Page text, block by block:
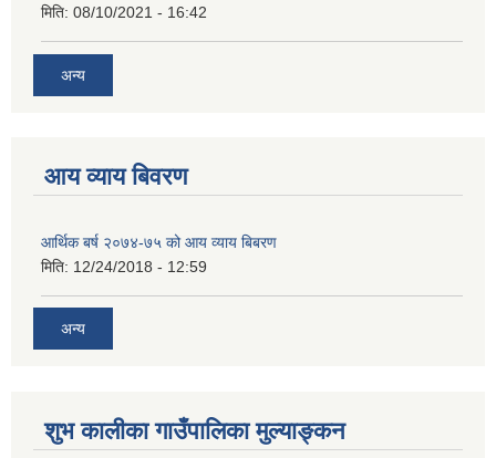
मिति: 08/10/2021 - 16:42
अन्य
आय व्याय बिवरण
आर्थिक बर्ष २०७४-७५ को आय व्याय बिबरण
मिति: 12/24/2018 - 12:59
अन्य
शुभ कालीका गाउँपालिका मुल्याङ्कन